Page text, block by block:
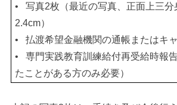
•写真2枚（最近の写真、正面上三分
2.4cm）
•払渡希望金融機関の通帳またはキ
•専門実践教育訓練給付再受給時報
たことがある方のみ必要）